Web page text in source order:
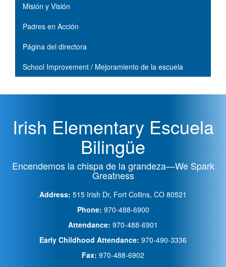
Misión y Visión
Padres en Acción
Página del directora
School Improvement / Mejoramiento de la escuela
Irish Elementary Escuela
Bilingüe
Encendemos la chispa de la grandeza—We Spark
Greatness
Address: 515 Irish Dr, Fort Collins, CO 80521
Phone: 970-488-6900
Attendance: 970-488-6901
Early Childhood Attendance: 970-490-3336
Fax: 970-488-6902